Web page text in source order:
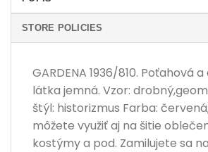
STORE POLICIES
GARDENA 1936/810. Poťahová
látka jemná. Vzor:
štýl: historizmus Farba:
môžete využiť aj na šitie
kostýmy a pod. Zamilujete sa